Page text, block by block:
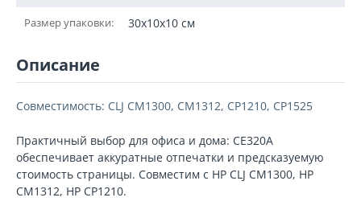
Размер упаковки: 30x10x10 см
Описание
Совместимость: CLJ CM1300, CM1312, CP1210, CP1525
Практичный выбор для офиса и дома: CE320A
обеспечивает аккуратные отпечатки и предсказуемую
стоимость страницы. Совместим с HP CLJ CM1300, HP
CM1312, HP CP1210.